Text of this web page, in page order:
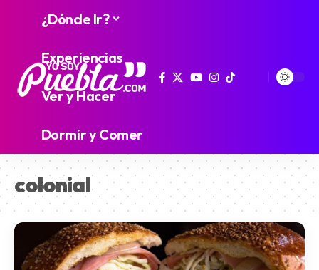
¿Dónde Ir?
Experiencias
Ver y Hacer
Dormir y Comer
colonial